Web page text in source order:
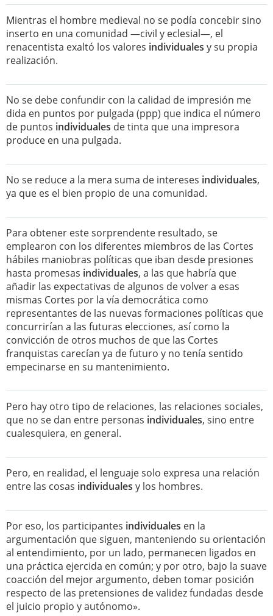
Mientras el hombre medieval no se podía concebir sino
inserto en una comunidad —civil y eclesial—, el
renacentista exaltó los valores individuales y su propia
realización.
No se debe confundir con la calidad de impresión me
dida en puntos por pulgada (ppp) que indica el número
de puntos individuales de tinta que una impresora
produce en una pulgada.
No se reduce a la mera suma de intereses individuales,
ya que es el bien propio de una comunidad.
Para obtener este sorprendente resultado, se
emplearon con los diferentes miembros de las Cortes
hábiles maniobras políticas que iban desde presiones
hasta promesas individuales, a las que habría que
añadir las expectativas de algunos de volver a esas
mismas Cortes por la vía democrática como
representantes de las nuevas formaciones políticas que
concurrirían a las futuras elecciones, así como la
convicción de otros muchos de que las Cortes
franquistas carecían ya de futuro y no tenía sentido
empecinarse en su mantenimiento.
Pero hay otro tipo de relaciones, las relaciones sociales,
que no se dan entre personas individuales, sino entre
cualesquiera, en general.
Pero, en realidad, el lenguaje solo expresa una relación
entre las cosas individuales y los hombres.
Por eso, los participantes individuales en la
argumentación que siguen, manteniendo su orientación
al entendimiento, por un lado, permanecen ligados en
una práctica ejercida en común; y por otro, bajo la suave
coacción del mejor argumento, deben tomar posición
respecto de las pretensiones de validez fundadas desde
el juicio propio y autónomo».